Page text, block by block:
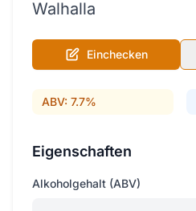
Walhalla
Einchecken
ABV: 7.7%
Eigenschaften
Alkoholgehalt (ABV)